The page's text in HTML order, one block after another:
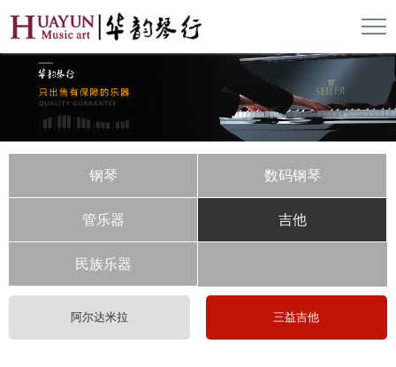
钢琴 数码钢琴
管乐器 吉他
民族乐器
阿尔达米拉 三益吉他